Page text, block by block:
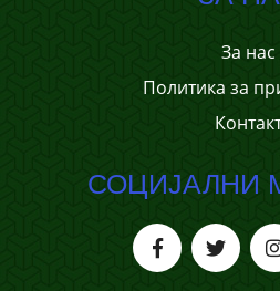
За нас
Политика за
СОЦИЈАЛНИ